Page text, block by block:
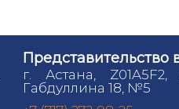
Представительство
г. Астана,
Габдуллина 18, №5